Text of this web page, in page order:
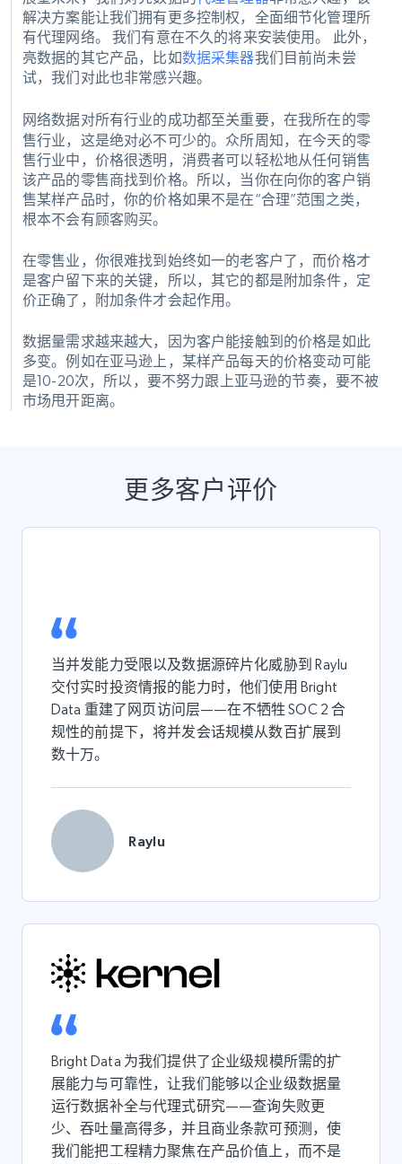
解决方案能让我们拥有更多控制权，全面细节化管理所
有代理网络。 我们有意在不久的将来安装使用。 此外，
亮数据的其它产品，比如数据采集器我们目前尚未尝
试，我们对此也非常感兴趣。
网络数据对所有行业的成功都至关重要，在我所在的零
售行业，这是绝对必不可少的。 众所周知，在今天的零
售行业中，价格很透明，消费者可以轻松地从任何销售
该产品的零售商找到价格。所以，当你在向你的客户销
售某样产品时，你的价格如果不是在“合理”范围之类，
根本不会有顾客购买。
在零售业，你很难找到始终如一的老客户了，而价格才
是客户留下来的关键，所以，其它的都是附加条件，定
价正确了，附加条件才会起作用。
数据量需求越来越大，因为客户能接触到的价格是如此
多变。例如在亚马逊上，某样产品每天的价格变动可能
是10-20次，所以，要不努力跟上亚马逊的节奏，要不被
市场甩开距离。
更多客户评价
当并发能力受限以及数据源碎片化威胁到 Raylu
交付实时投资情报的能力时，他们使用 Bright
Data 重建了网页访问层——在不牺牲 SOC 2 合
规性的前提下，将并发会话规模从数百扩展到
数十万。
Raylu
Bright Data 为我们提供了企业级规模所需的扩
展能力与可靠性，让我们能够以企业级数据量
运行数据补全与代理式研究——查询失败更
少、吞吐量高得多，并且商业条款可预测，使
我们能把工程精力聚焦在产品价值上，而不是